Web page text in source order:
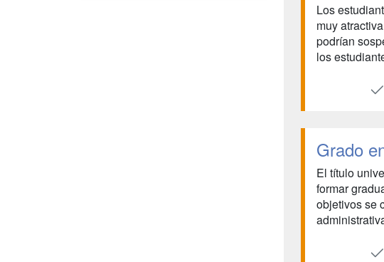
Los
muy
podrían
los
Grado
El título
formar
objetivos se